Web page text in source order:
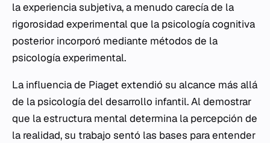
la experiencia subjetiva, a menudo carecía de la
rigorosidad experimental que la psicología cognitiva
posterior incorporó mediante métodos de la
psicología experimental.
La influencia de Piaget extendió su alcance más allá
de la psicología del desarrollo infantil. Al demostrar
que la estructura mental determina la percepción de
la realidad, su trabajo sentó las bases para entender